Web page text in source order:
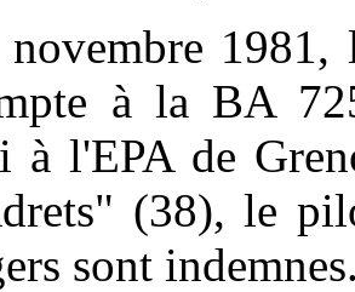
1981,
à la BA
à l'EPA de
(38), le
sont